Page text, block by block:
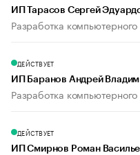
ИП Тарасов Сергей
Разработка
ДЕЙСТВУЕТ
ИП Баранов Андрей
Разработка
ДЕЙСТВУЕТ
ИП Смирнов Роман